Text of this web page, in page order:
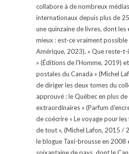
collabore à de nombreux
internationaux depuis plus de
une quinzaine de livres, dont les
mieux : est-ce vraiment possible
Amérique, 2023), « Que reste-t-
» (Éditions de l'Homme, 2019)
postales du Canada » (Michel
de diriger les deux tomes du
approuvé : le Québec en plus
extraordinaires » (Parfum
de coécrire « Le voyage pour
de tout », (Michel Lafon, 2015 /
le blogue Taxi-brousse en 2008